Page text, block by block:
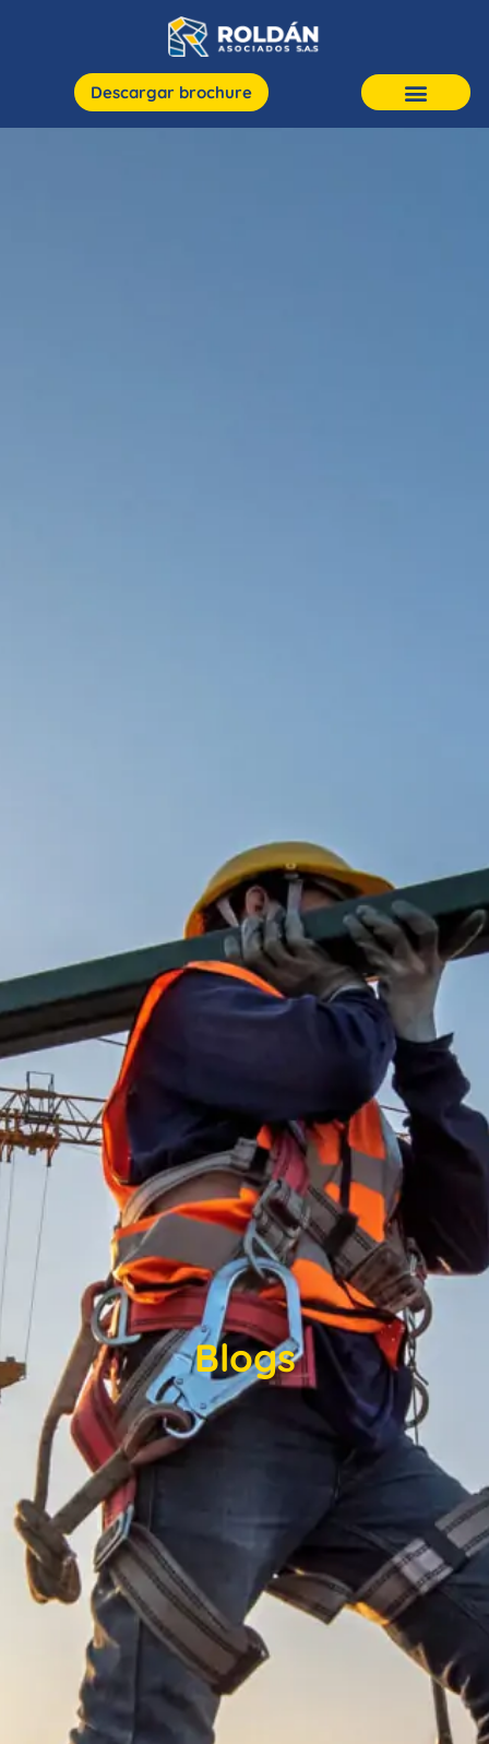
Descargar brochure
Blogs